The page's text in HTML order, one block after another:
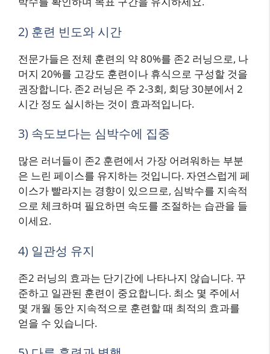
2) 훈련 빈도와 시간
전문가들은 전체 훈련의 약 80%를 존2 러닝으로, 나
머지 20%를 고강도 훈련이나 휴식으로 구성할 것을
권장합니다. 존2 러닝은 주 2-3회, 회당 30분에서 2
시간 정도 실시하는 것이 효과적입니다.
3) 속도보다는 심박수에 집중
많은 러너들이 존2 훈련에서 가장 어려워하는 부분
은 느린 페이스를 유지하는 것입니다. 자연스럽게 페
이스가 빨라지는 경향이 있으므로, 심박수를 지속적
으로 체크하며 필요하면 속도를 조절하는 습관을 들
이세요.
4) 일관성 유지
존2 러닝의 효과는 단기간에 나타나지 않습니다. 꾸
준하고 일관된 훈련이 중요합니다. 최소 몇 주에서
몇 개월 동안 지속적으로 훈련할 때 최적의 효과를
얻을 수 있습니다.